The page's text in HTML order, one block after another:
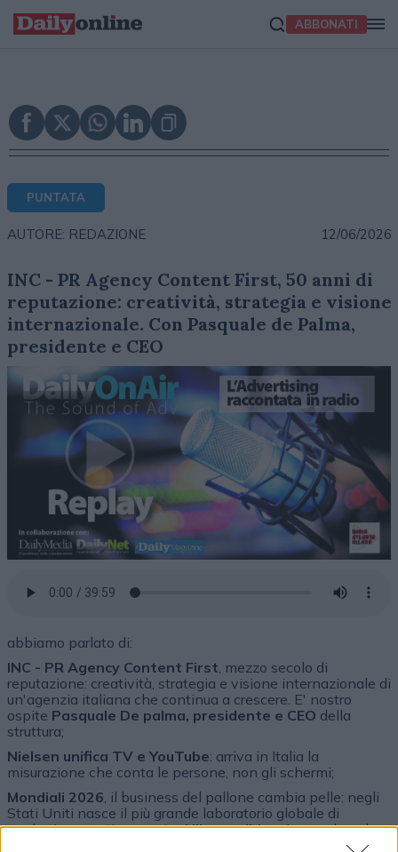
ABBONATI
PUNTATA
AUTORE: REDAZIONE 12/06/2026
INC - PR Agency Content First, 50 anni di
reputazione: creatività, strategia e visione
internazionale. Con Pasquale de Palma,
presidente e CEO
abbiamo parlato di:
INC - PR Agency Content First , mezzo secolo di
reputazione: creatività, strategia e visione internazionale di
un'agenzia italiana che continua a crescere. E' nostro
ospite Pasquale De palma, presidente e CEO della
struttura;
Nielsen unifica TV e YouTube: arriva in Italia la
misurazione che conta le persone, non gli schermi;
Mondiali 2026 , il business del pallone cambia pelle: negli
Stati Uniti nasce il più grande laboratorio globale di
marketing sportivo mentreNikeeadidasriaccendono le